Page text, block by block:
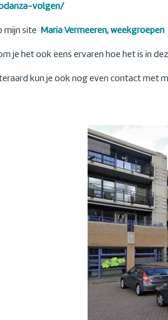
volgen/
mijn site Maria Vermeeren, weekgroepen
je het ook eens ervaren hoe het is in
kun je ook nog even contact met